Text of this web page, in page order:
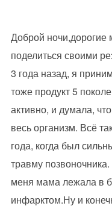
Доброй
поделиться своими
3 года назад, я
тоже продукт 5
активно, и думала,
весь организм. Всё
года, когда был
травму
меня мама лежала в
инфарктом.Ну и